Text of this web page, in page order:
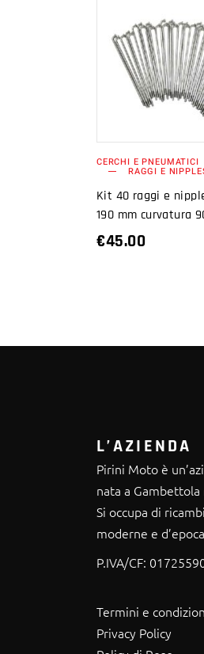
CERCHI E PNEUMATICI
RAGGI E
Kit 40 raggi e
190 mm curvatura
€45.00
L’AZIENDA
Pirini Moto è
nata a Gambettola
Si occupa di
moderne e
P.IVA/CF:
Termini e
Privacy Policy